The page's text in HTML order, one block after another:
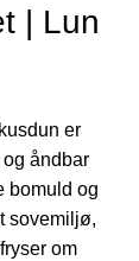
| Lun
er
åndbar
bomuld og
sovemiljø,
om